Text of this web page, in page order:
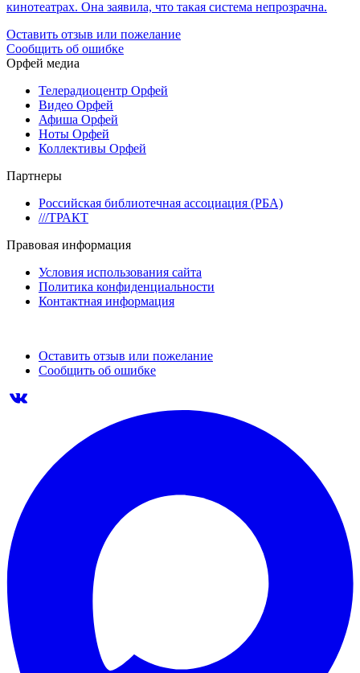
кинотеатрах. Она заявила, что такая система непрозрачна.
Оставить отзыв или пожелание
Сообщить об ошибке
Орфей медиа
Телерадиоцентр Орфей
Видео Орфей
Афиша Орфей
Ноты Орфей
Коллективы Орфей
Партнеры
Российская библиотечная ассоциация (РБА)
///ТРАКТ
Правовая информация
Условия использования сайта
Политика конфиденциальности
Контактная информация
Оставить отзыв или пожелание
Сообщить об ошибке